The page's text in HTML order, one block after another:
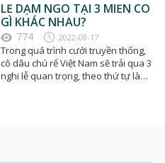
LỄ DẠM NGÕ TẠI 3 MIỀN CÓ
GÌ KHÁC NHAU?
774 2022-08-17
Trong quá trình cưới truyền thống,
cô dâu chú rể Việt Nam sẽ trải qua 3
nghi lễ quan trọng, theo thứ tự là